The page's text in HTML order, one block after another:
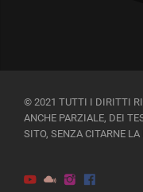
© 2021 TUTTI I DIRITTI
ANCHE PARZIALE, DEI
SITO, SENZA CITARNE LA